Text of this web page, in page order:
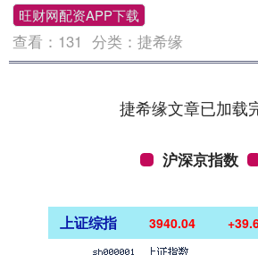
旺财网配资APP下载
查看： 131 分类：捷希缘
捷希缘文章已加载
沪深京指数
上证综指 3940.04